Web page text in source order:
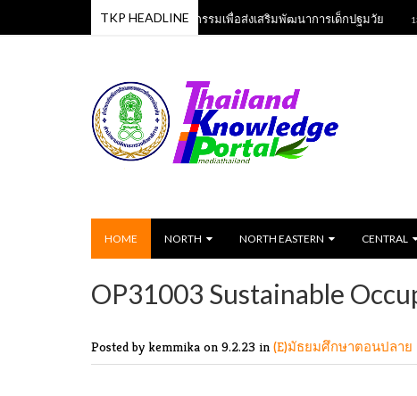
TKP HEADLINE
หลักสูตรเพลงและกิจกรรมเพื่อส่งเสริมพัฒนาการเด็กปฐมวัย 13 Jun
HOME NORTH NORTH EASTERN CENTRAL
OP31003 Sustainable
Posted by kemmika on 9.2.23 in (E)มัธยมศึกษาตอนปลาย